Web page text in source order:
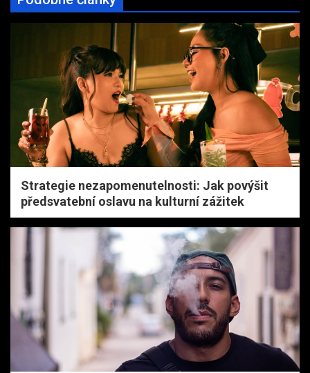
Strategie nezapomenutelnosti: Jak povýšit
předsvatební oslavu na kulturní zážitek